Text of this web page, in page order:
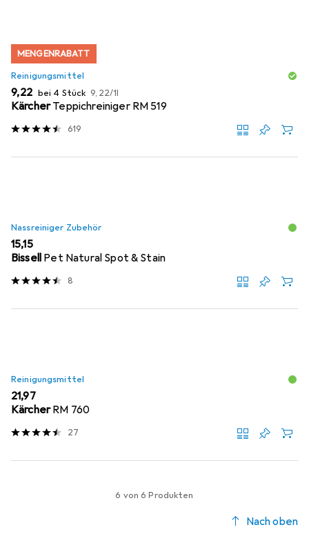
MENGENRABATT
Reinigungsmittel
EUR
9,22 bei 4 Stück EUR
9,22/1l
KärcherTeppichreiniger RM 519
619
Nassreiniger Zubehör
EUR
15,15
Bissell Pet Natural Spot & Stain
8
Reinigungsmittel
EUR
21,97
KärcherRM 760
27
6 von 6 Produkten
Nach oben